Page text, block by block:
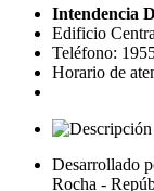
Intendencia
Edificio
Teléfono:
Horario de
Desarrollado
Rocha -